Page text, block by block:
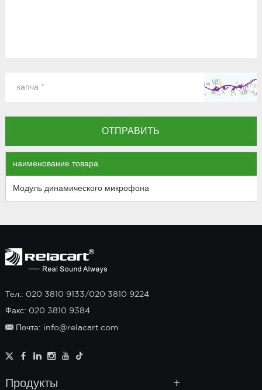
наименование товара
Модуль динамического микрофона
Тел.: 020 3810 9133/020 3810 9224
Факс: 020 3810 9384
Почта: info@relacart.com
Продукты